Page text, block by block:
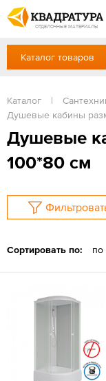
ОТДЕЛОЧНЫЕ МАТЕРИАЛЫ
Профи
Доставка и оплата
Готовые решения
Акции
Отзывы
+7 (391) 222-30-37
Сб, Вс — выходной
ЗАКАЗАТЬ ЗВОНОК
Вход /
Каталог товаров
Каталог |
Душевые кабины
Душевые
100*80 см
Сортировать по: по